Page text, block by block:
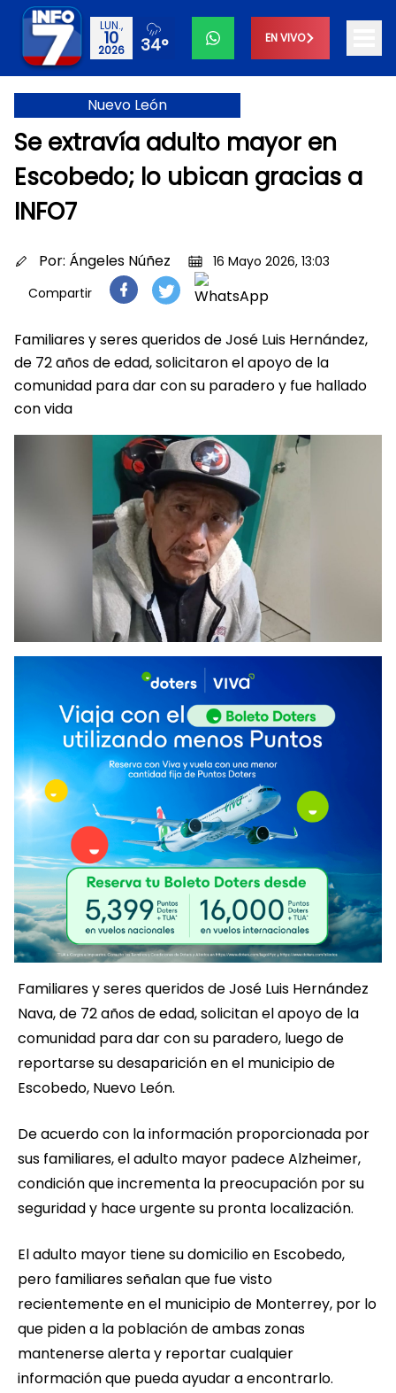
LUN.,
10
2026 34° EN VIVO
Nuevo León
Se extravía adulto mayor en
Escobedo; lo ubican gracias a
INFO7
Por: Ángeles Núñez
16 Mayo 2026, 13:03
Compartir
Familiares y seres queridos de José Luis Hernández,
de 72 años de edad, solicitaron el apoyo de la
comunidad para dar con su paradero y fue hallado
con vida
Familiares y seres queridos de José Luis Hernández
Nava, de 72 años de edad, solicitan el apoyo de la
comunidad para dar con su paradero, luego de
reportarse su desaparición en el municipio de
Escobedo, Nuevo León.
De acuerdo con la información proporcionada por
sus familiares, el adulto mayor padece Alzheimer,
condición que incrementa la preocupación por su
seguridad y hace urgente su pronta localización.
El adulto mayor tiene su domicilio en Escobedo,
pero familiares señalan que fue visto
recientemente en el municipio de Monterrey, por lo
que piden a la población de ambas zonas
mantenerse alerta y reportar cualquier
información que pueda ayudar a encontrarlo.